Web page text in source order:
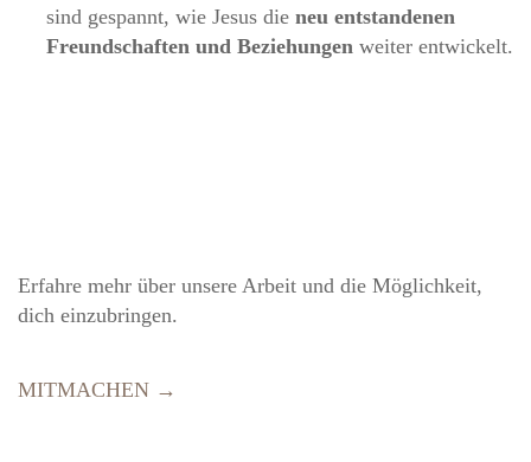
sind gespannt, wie Jesus die neu entstandenen
Freundschaften und Beziehungen weiter entwickelt.
Erfahre mehr über unsere Arbeit und die Möglichkeit,
dich einzubringen.
MITMACHEN →